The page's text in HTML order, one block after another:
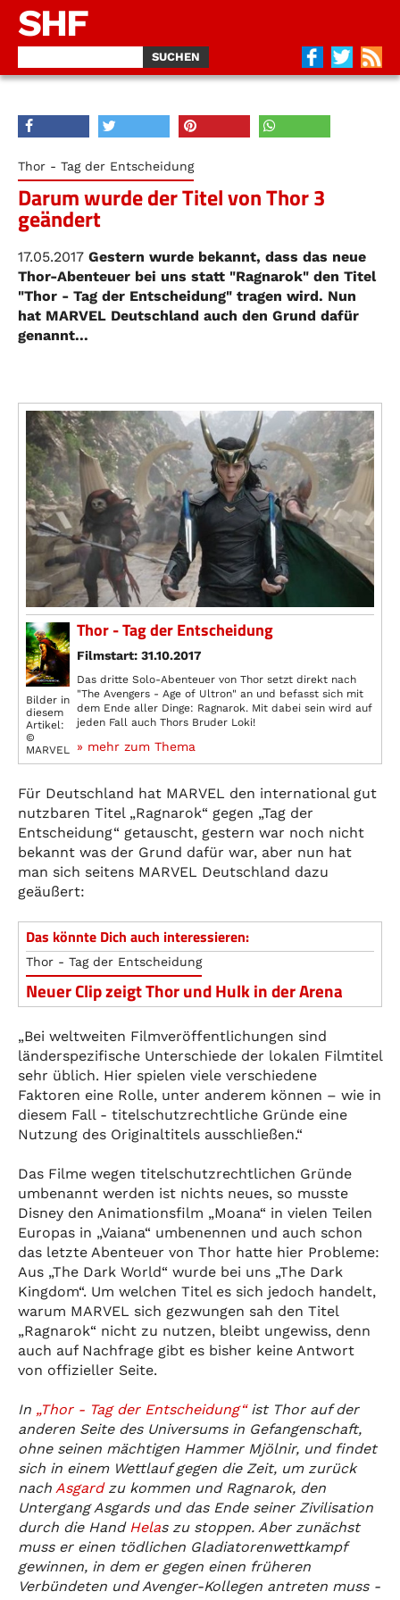
SHF
Thor - Tag der Entscheidung
Darum wurde der Titel von Thor 3
geändert
17.05.2017 Gestern wurde bekannt, dass das neue
Thor-Abenteuer bei uns statt "Ragnarok" den Titel
"Thor - Tag der Entscheidung" tragen wird. Nun
hat MARVEL Deutschland auch den Grund dafür
genannt...
Bilder in
diesem
Artikel:
©
MARVEL
Thor - Tag der Entscheidung
Filmstart: 31.10.2017
Das dritte Solo-Abenteuer von Thor setzt direkt nach
"The Avengers - Age of Ultron" an und befasst sich mit
dem Ende aller Dinge: Ragnarok. Mit dabei sein wird auf
jeden Fall auch Thors Bruder Loki!
» mehr zum Thema
Für Deutschland hat MARVEL den international gut
nutzbaren Titel „Ragnarok“ gegen „Tag der
Entscheidung“ getauscht, gestern war noch nicht
bekannt was der Grund dafür war, aber nun hat
man sich seitens MARVEL Deutschland dazu
geäußert:
Das könnte Dich auch interessieren:
Thor - Tag der Entscheidung
Neuer Clip zeigt Thor und Hulk in der Arena
„Bei weltweiten Filmveröffentlichungen sind
länderspezifische Unterschiede der lokalen Filmtitel
sehr üblich. Hier spielen viele verschiedene
Faktoren eine Rolle, unter anderem können – wie in
diesem Fall - titelschutzrechtliche Gründe eine
Nutzung des Originaltitels ausschließen.“
Das Filme wegen titelschutzrechtlichen Gründe
umbenannt werden ist nichts neues, so musste
Disney den Animationsfilm „Moana“ in vielen Teilen
Europas in „Vaiana“ umbenennen und auch schon
das letzte Abenteuer von Thor hatte hier Probleme:
Aus „The Dark World“ wurde bei uns „The Dark
Kingdom“. Um welchen Titel es sich jedoch handelt,
warum MARVEL sich gezwungen sah den Titel
„Ragnarok“ nicht zu nutzen, bleibt ungewiss, denn
auch auf Nachfrage gibt es bisher keine Antwort
von offizieller Seite.
In „Thor - Tag der Entscheidung“ist Thor auf der
anderen Seite des Universums in Gefangenschaft,
ohne seinen mächtigen Hammer Mjölnir, und findet
sich in einem Wettlauf gegen die Zeit, um zurück
nach Asgardzu kommen und Ragnarok, den
Untergang Asgards und das Ende seiner Zivilisation
durch die Hand Helas zu stoppen. Aber zunächst
muss er einen tödlichen Gladiatorenwettkampf
gewinnen, in dem er gegen einen früheren
Verbündeten und Avenger-Kollegen antreten muss -